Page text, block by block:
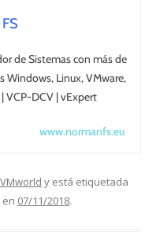
de Sistemas con más de
Windows, Linux, VMware,
VCP-DCV | vExpert
www.normanfs.eu
VMworld y está etiquetada
en 07/11/2018.